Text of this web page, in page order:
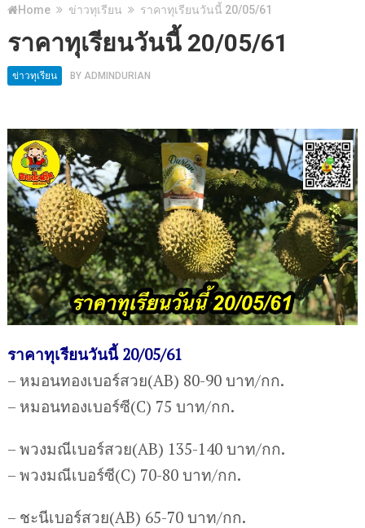
Home ข่าวทุเรียน ราคาทุเรียนวันนี้ 20/05/61
ราคาทุเรียนวันนี้ 20/05/61
ข่าวทุเรียน BY ADMINDURIAN
ราคาทุเรียนวันนี้ 20/05/61
– หมอนทองเบอร์สวย(AB) 80-90 บาท/กก.
– หมอนทองเบอร์ซี(C) 75 บาท/กก.
– พวงมณีเบอร์สวย(AB) 135-140 บาท/กก.
– พวงมณีเบอร์ซี(C) 70-80 บาท/กก.
– ชะนีเบอร์สวย(AB) 65-70 บาท/กก.